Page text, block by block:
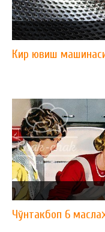
Кир ювиш
Чўнтакбоп 6